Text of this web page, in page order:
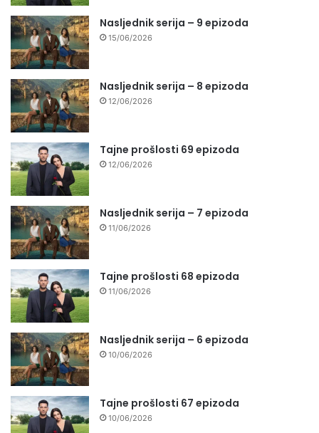
Nasljednik serija – 9 epizoda
15/06/2026
Nasljednik serija – 8 epizoda
12/06/2026
Tajne prošlosti 69 epizoda
12/06/2026
Nasljednik serija – 7 epizoda
11/06/2026
Tajne prošlosti 68 epizoda
11/06/2026
Nasljednik serija – 6 epizoda
10/06/2026
Tajne prošlosti 67 epizoda
10/06/2026